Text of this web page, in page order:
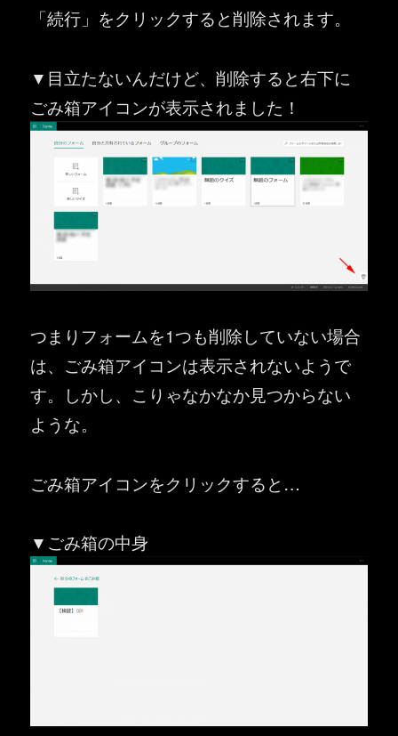
「続行」をクリックすると削除されます。
▼目立たないんだけど、削除すると右下に
ごみ箱アイコンが表示されました！
つまりフォームを1つも削除していない場合
は、ごみ箱アイコンは表示されないようで
す。しかし、こりゃなかなか見つからない
ような。
ごみ箱アイコンをクリックすると…
▼ごみ箱の中身